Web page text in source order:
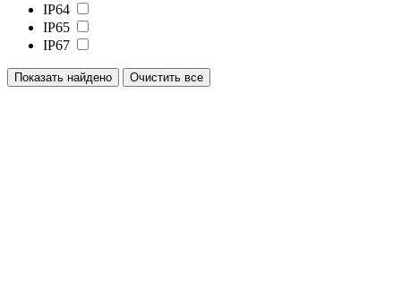
IP64
IP65
IP67
Показать найдено Очистить все